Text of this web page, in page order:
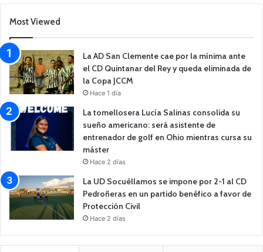
Most Viewed
La AD San Clemente cae por la mínima ante
el CD Quintanar del Rey y queda eliminada de
la Copa JCCM
Hace 1 día
La tomellosera Lucía Salinas consolida su
sueño americano: será asistente de
entrenador de golf en Ohio mientras cursa su
máster
Hace 2 días
La UD Socuéllamos se impone por 2-1 al CD
Pedroñeras en un partido benéfico a favor de
Protección Civil
Hace 2 días